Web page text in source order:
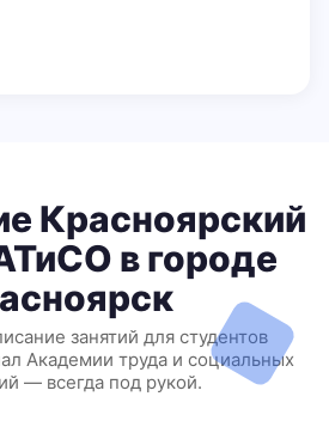
Красноярский
в городе
занятий для студентов
Академии труда и социальных
— всегда под рукой.